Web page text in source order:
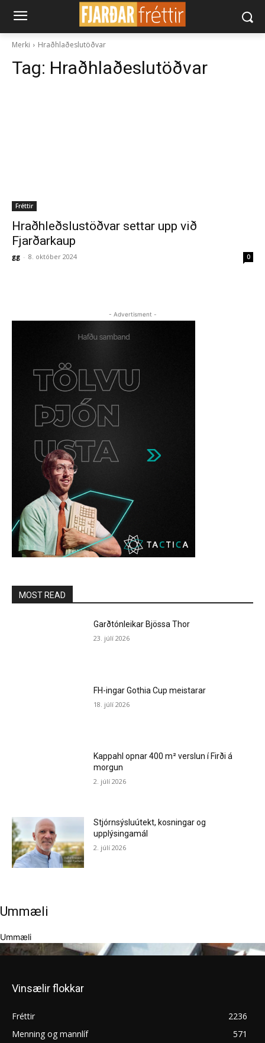
Merki Hraðhlaðeslutöðvar
Tag: Hraðhlaðeslutöðvar
Fréttir
Hraðhleðslustöðvar settar upp við
Fjarðarkaup
gg - 8. október 2024 0
- Advertisment -
MOST READ
Garðtónleikar Bjössa Thor
23. júlí 2026
FH-ingar Gothia Cup meistarar
18. júlí 2026
Kappahl opnar 400 m² verslun í Firði á
morgun
2. júlí 2026
Stjórnsýsluútekt, kosningar og
upplýsingamál
2. júlí 2026
Ummæli
Ummæli
Vinsælir flokkar
Fréttir
2236
Menning og mannlíf
571